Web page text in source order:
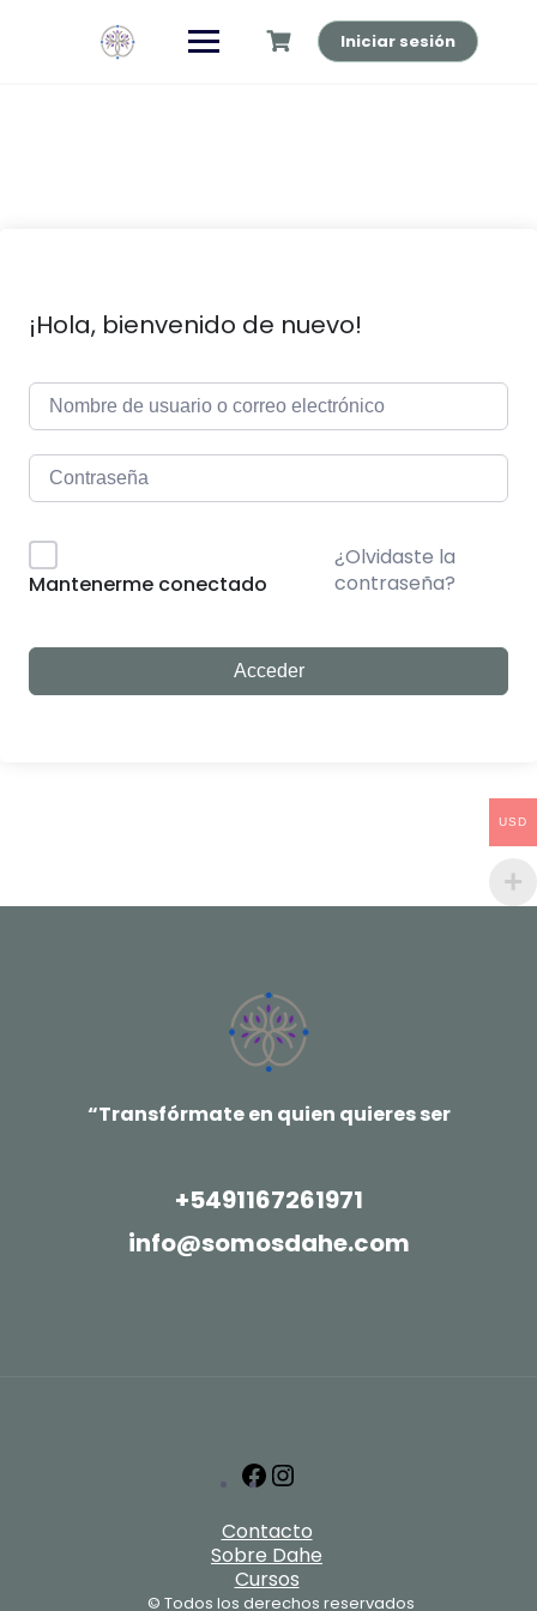
Iniciar sesión
¡Hola, bienvenido de nuevo!
Mantenerme conectado
¿Olvidaste la
contraseña?
Acceder
“Transfórmate en quien quieres ser
+5491167261971
info@somosdahe.com
Facebook
Contacto
Sobre Dahe
Cursos
© Todos los derechos reservados
USD